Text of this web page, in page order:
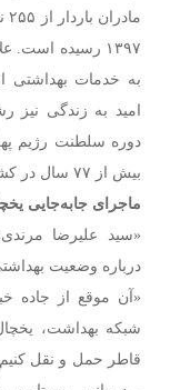
۱۳۹۷ رسیده
به خدمات بهداشتی
امید به زندگی نیز
بیش از ۷۷ سال در کشور رسیده است.
ماجرای جابه‌جایی
«سید علیرضا
درباره وضعیت
«آن موقع از جاده
شبکه بهداشت،
قاطر حمل و نقل